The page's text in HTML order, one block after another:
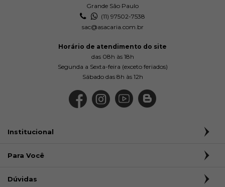
Grande São Paulo
(11) 97502-7538
sac@asacaria.com.br
Horário de atendimento do site
das 08h às 18h
Segunda a Sexta-feira (exceto feriados)
Sábado das 8h às 12h
Institucional
Para Você
Dúvidas